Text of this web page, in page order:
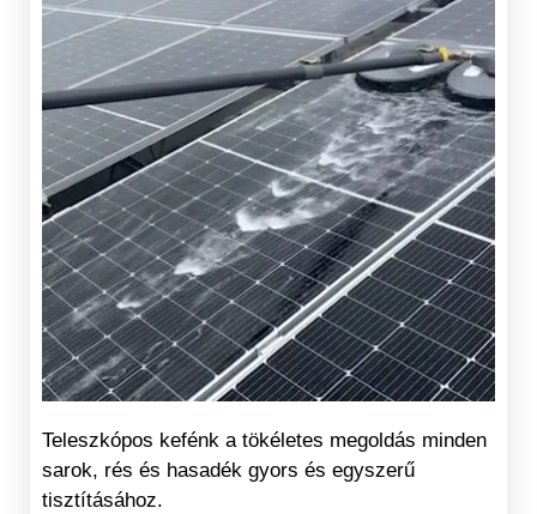
Teleszkópos kefénk a tökéletes megoldás minden
sarok, rés és hasadék gyors és egyszerű
tisztításához.